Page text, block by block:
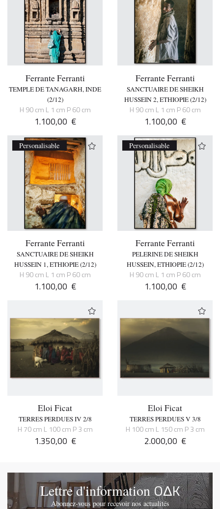
Ferrante Ferranti
TEMPLE DE TANAGARH, INDE
(2/12)
H 90 cm L 1 cm P 60 cm
1.100,00 €
Ferrante Ferranti
SANCTUAIRE DE SHEIKH
HUSSEIN 2, ETHIOPIE (2/12)
H 90 cm L 1 cm P 60 cm
1.100,00 €
Personalisable
Ferrante Ferranti
SANCTUAIRE DE SHEIKH
HUSSEIN 1, ETHIOPIE (2/12)
H 90 cm L 1 cm P 60 cm
1.100,00 €
Personalisable
Ferrante Ferranti
PELERINE DE SHEIKH
HUSSEIN, ETHIOPIE (2/12)
H 90 cm L 1 cm P 60 cm
1.100,00 €
Eloi Ficat
TERRES PERDUES IV 2/8
H 70 cm L 100 cm P 3 cm
1.350,00 €
Eloi Ficat
TERRES PERDUES V 3/8
H 100 cm L 150 cm P 3 cm
2.000,00 €
Lettre d'informationOΔK
Abonnez-vous pour recevoir nos actualités